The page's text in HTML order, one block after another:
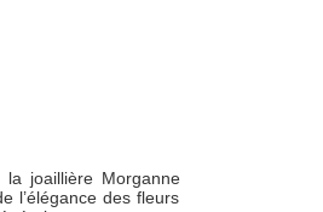
joaillière Morganne
l’élégance des fleurs